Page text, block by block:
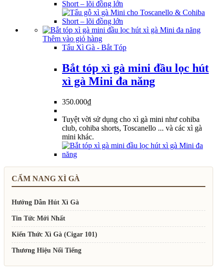
Thêm vào giỏ hàng
Tẩu Xì Gà - Bắt Tóp
Bắt tóp xì gà mini đầu lọc hút
xì gà Mini đa năng
350.000₫
Tuyệt vời sử dụng cho xì gà mini như cohiba
club, cohiba shorts, Toscanello ... và các xì gà
mini khác.
CẨM NANG XÌ GÀ
Hướng Dẫn Hút Xì Gà
Tin Tức Mới Nhất
Kiến Thức Xì Gà (Cigar 101)
Thương Hiệu Nổi Tiếng